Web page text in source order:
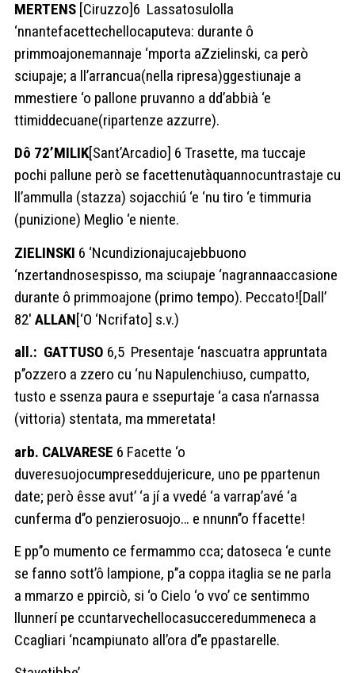
MERTENS [Ciruzzo]6 Lassatosulolla
‘nnantefacettechellocaputeva: durante ô
primmoajonemannaje ‘mporta aZzielinski, ca però
sciupaje; a ll’arrancua(nella ripresa)ggestiunaje a
mmestiere ‘o pallone pruvanno a dd’abbià ‘e
ttimiddecuane(ripartenze azzurre).
Dô 72’MILIK[Sant’Arcadio] 6 Trasette, ma tuccaje
pochi pallune però se facettenutàquannocuntrastaje cu
ll’ammulla (stazza) sojacchiú ‘e ‘nu tiro ‘e timmuria
(punizione) Meglio ‘e niente.
ZIELINSKI 6 ‘Ncundizionajucajebbuono
‘nzertandnosespisso, ma sciupaje ‘nagrannaaccasione
durante ô primmoajone (primo tempo). Peccato![Dall’
82′ ALLAN[‘O ‘Ncrifato] s.v.)
all.: GATTUSO 6,5 Presentaje ‘nascuatra appruntata
p’’ozzero a zzero cu ‘nu Napulenchiuso, cumpatto,
tusto e ssenza paura e ssepurtaje ‘a casa n’arnassa
(vittoria) stentata, ma mmeretata!
arb. CALVARESE 6 Facette ‘o
duveresuojocumpreseddujericure, uno pe ppartenun
date; però êsse avut’ ‘a jí a vvedé ‘a varrap’avé ‘a
cunferma d’’o penzierosuojo… e nnunn’’o ffacette!
E pp’’o mumento ce fermammo cca; datoseca ‘e cunte
se fanno sott’ô lampione, p’’a coppa itaglia se ne parla
a mmarzo e ppirciò, si ‘o Cielo ‘o vvo’ ce sentimmo
llunnerí pe ccuntarvechellocasucceredummeneca a
Ccagliari ‘ncampiunato all’ora d’’e ppastarelle.